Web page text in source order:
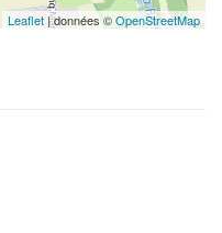
Leaflet | données ©OpenStreetMap